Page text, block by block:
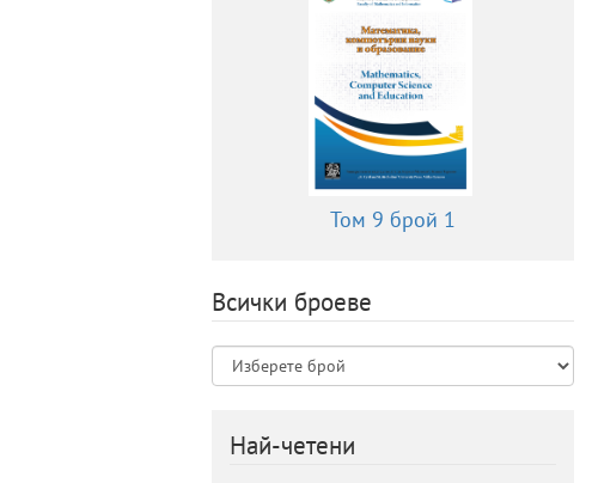
Том 9 брой 1
Всички броеве
Най-четени